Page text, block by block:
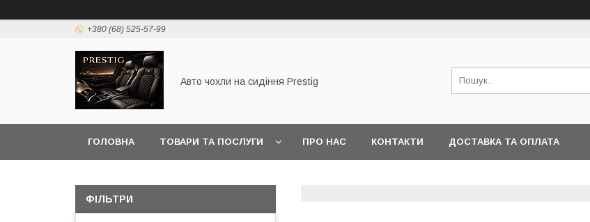
+380 (68) 525-57-99
Авто чохли на сидіння Prestig
ГОЛОВНА ТОВАРИ ТА ПОСЛУГИ ПРО НАС КОНТАКТИ ДОСТАВКА ТА ОПЛАТА
ФІЛЬТРИ